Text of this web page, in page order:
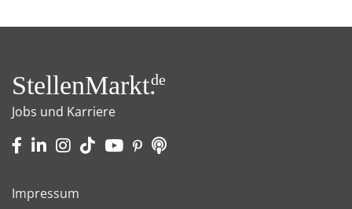
StellenMarkt.de
Jobs und Karriere
Impressum